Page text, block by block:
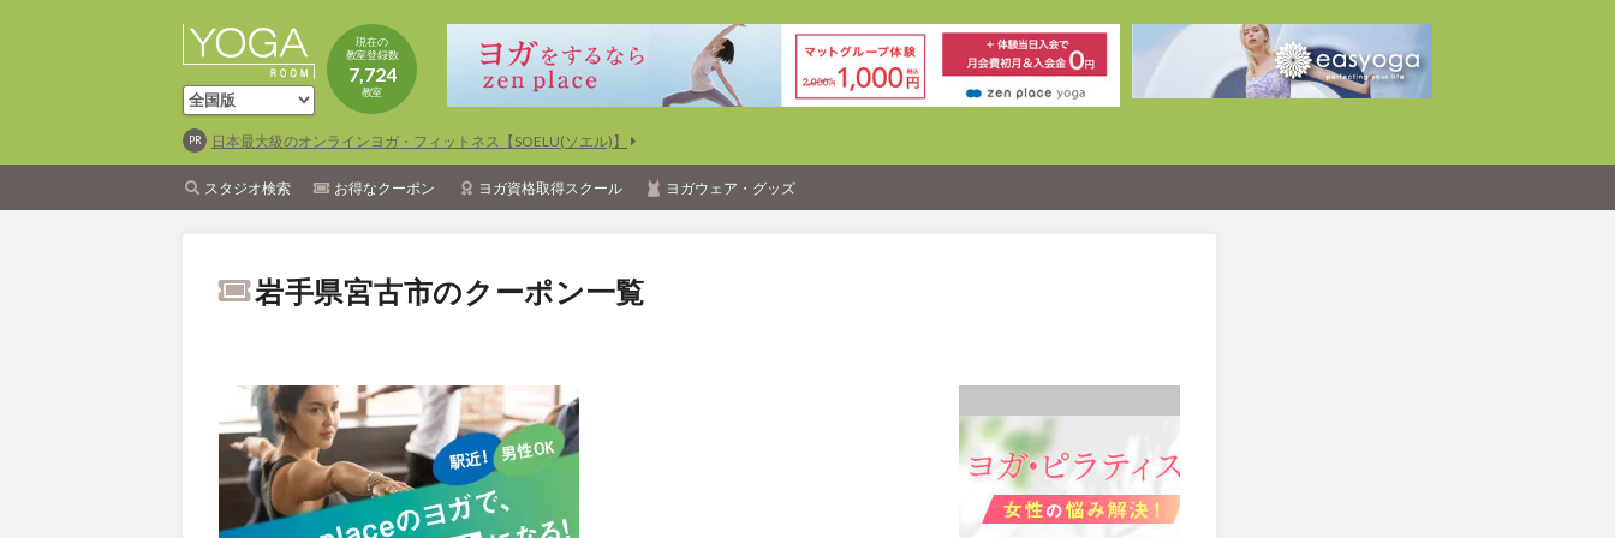
現在の
教室登録数
7,724
教室
日本最大級のオンラインヨガ・フィットネス【SOELU(ソエル)】
スタジオ検索 お得なクーポン ヨガ資格取得スクール ヨガウェア・グッズ
岩手県宮古市のクーポン一覧